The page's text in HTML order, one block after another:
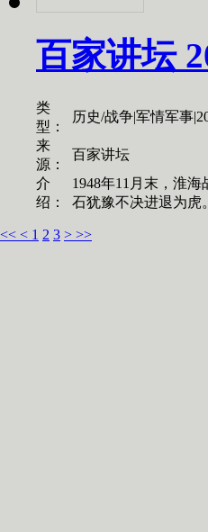
百家讲坛
类
型：
历史/战争|军情军事
来
源：
百家讲坛
介
绍：
1948年11月末，淮
石犹豫不决进退为虎
<< < 1 2 3 > >>